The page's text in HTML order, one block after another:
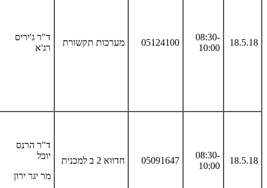
18.5.18
08:30-
10:00
05124100 מערכות תקשורת
ד"ר ג'יריס
רג'א
18.5.18
08:30-
10:00
05091647 חדווא 2 ב למכנית
ד"ר הרנס
יובל
מר יגר ירון